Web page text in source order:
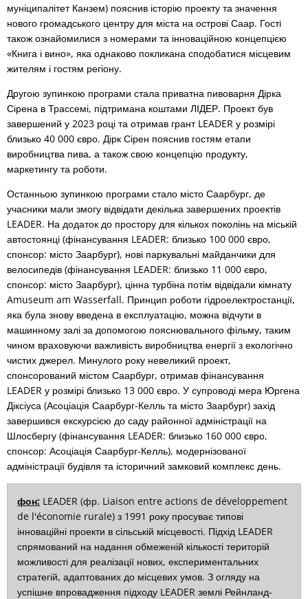
муніципалітет Канзем) пояснив історію проекту та значення
нового громадського центру для міста на острові Саар. Гості
також ознайомилися з номерами та інноваційною концепцією
«Книга і вино», яка однаково покликана сподобатися місцевим
жителям і гостям регіону.
Другою зупинкою програми стала приватна пивоварня Дірка
Сірена в Трассемі, підтримана коштами ЛІДЕР. Проект був
завершений у 2023 році та отримав грант LEADER у розмірі
близько 40 000 євро. Дірк Сірен пояснив гостям етапи
виробництва пива, а також свою концепцію продукту,
маркетингу та роботи.
Останньою зупинкою програми стало місто Саарбург, де
учасники мали змогу відвідати декілька завершених проектів
LEADER. На додаток до простору для кількох поколінь на міській
автостоянці (фінансування LEADER: близько 100 000 євро,
спонсор: місто Заарбург), нові паркувальні майданчики для
велосипедів (фінансування LEADER: близько 11 000 євро,
спонсор: місто Заарбург), цінна турбіна потім відвідали кімнату
Amuseum am Wasserfall. Принцип роботи гідроелектростанції,
яка була знову введена в експлуатацію, можна відчути в
машинному залі за допомогою пояснювального фільму, таким
чином враховуючи важливість виробництва енергії з екологічно
чистих джерел. Минулого року невеликий проект,
спонсорований містом Саарбург, отримав фінансування
LEADER у розмірі близько 13 000 євро. У супроводі мера Юргена
Діксіуса (Асоціація Саарбург-Келль та місто Заарбург) захід
завершився екскурсією до саду районної адміністрації на
Шлосбергу (фінансування LEADER: близько 160 000 євро,
спонсор: Асоціація Саарбург-Келль), модернізованої
адміністрації будівля та історичний замковий комплекс день.
фон: LEADER (фр. Liaison entre actions de développement
de l'économie rurale) з 1991 року просуває типові
інноваційні проекти в сільській місцевості. Підхід LEADER
спрямований на надання обмеженій кількості територій
можливості для реалізації нових, експериментальних
стратегій, адаптованих до місцевих умов. З огляду на
успішне впровадження підходу LEADER землі Рейнланд-